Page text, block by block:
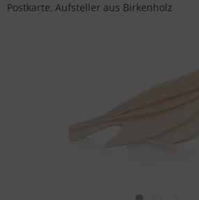
Postkarte, Aufsteller aus Birkenholz